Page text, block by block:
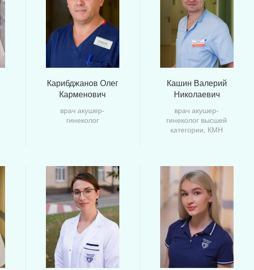
Карибджанов Олег
Карменович
врач акушер-
гинеколог
Кашин Валерий
Николаевич
врач акушер-
гинеколог высшей
категории, КМН